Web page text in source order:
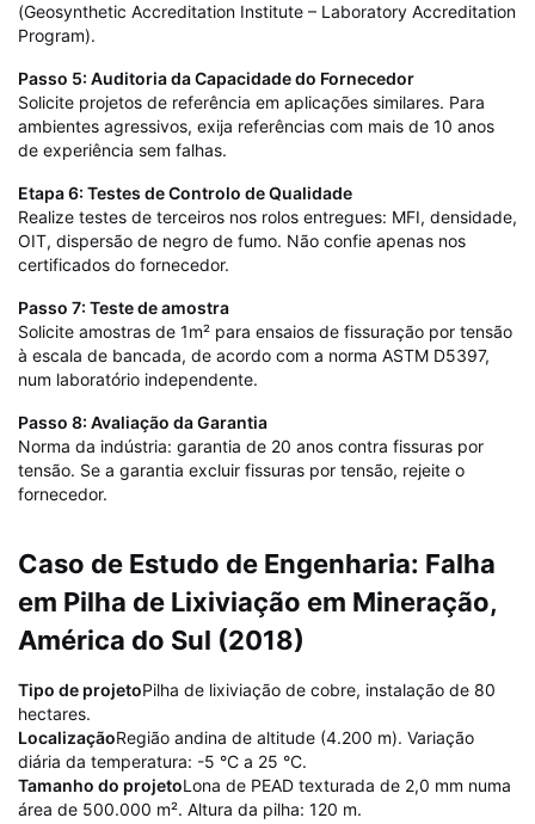
(Geosynthetic Accreditation Institute – Laboratory Accreditation
Program).
Passo 5: Auditoria da Capacidade do Fornecedor
Solicite projetos de referência em aplicações similares. Para
ambientes agressivos, exija referências com mais de 10 anos
de experiência sem falhas.
Etapa 6: Testes de Controlo de Qualidade
Realize testes de terceiros nos rolos entregues: MFI, densidade,
OIT, dispersão de negro de fumo. Não confie apenas nos
certificados do fornecedor.
Passo 7: Teste de amostra
Solicite amostras de 1m² para ensaios de fissuração por tensão
à escala de bancada, de acordo com a norma ASTM D5397,
num laboratório independente.
Passo 8: Avaliação da Garantia
Norma da indústria: garantia de 20 anos contra fissuras por
tensão. Se a garantia excluir fissuras por tensão, rejeite o
fornecedor.
Caso de Estudo de Engenharia: Falha
em Pilha de Lixiviação em Mineração,
América do Sul (2018)
Tipo de projetoPilha de lixiviação de cobre, instalação de 80
hectares.
LocalizaçãoRegião andina de altitude (4.200 m). Variação
diária da temperatura: -5 °C a 25 °C.
Tamanho do projetoLona de PEAD texturada de 2,0 mm numa
área de 500.000 m². Altura da pilha: 120 m.